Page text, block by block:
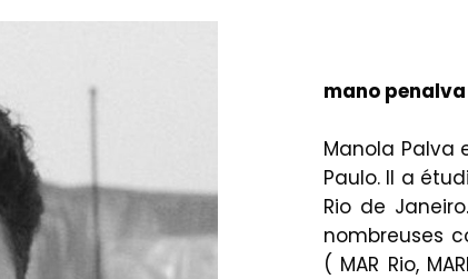
mano penalva
Manola Palva
Paulo. Il a
Rio de
nombreuses
( MAR Rio,